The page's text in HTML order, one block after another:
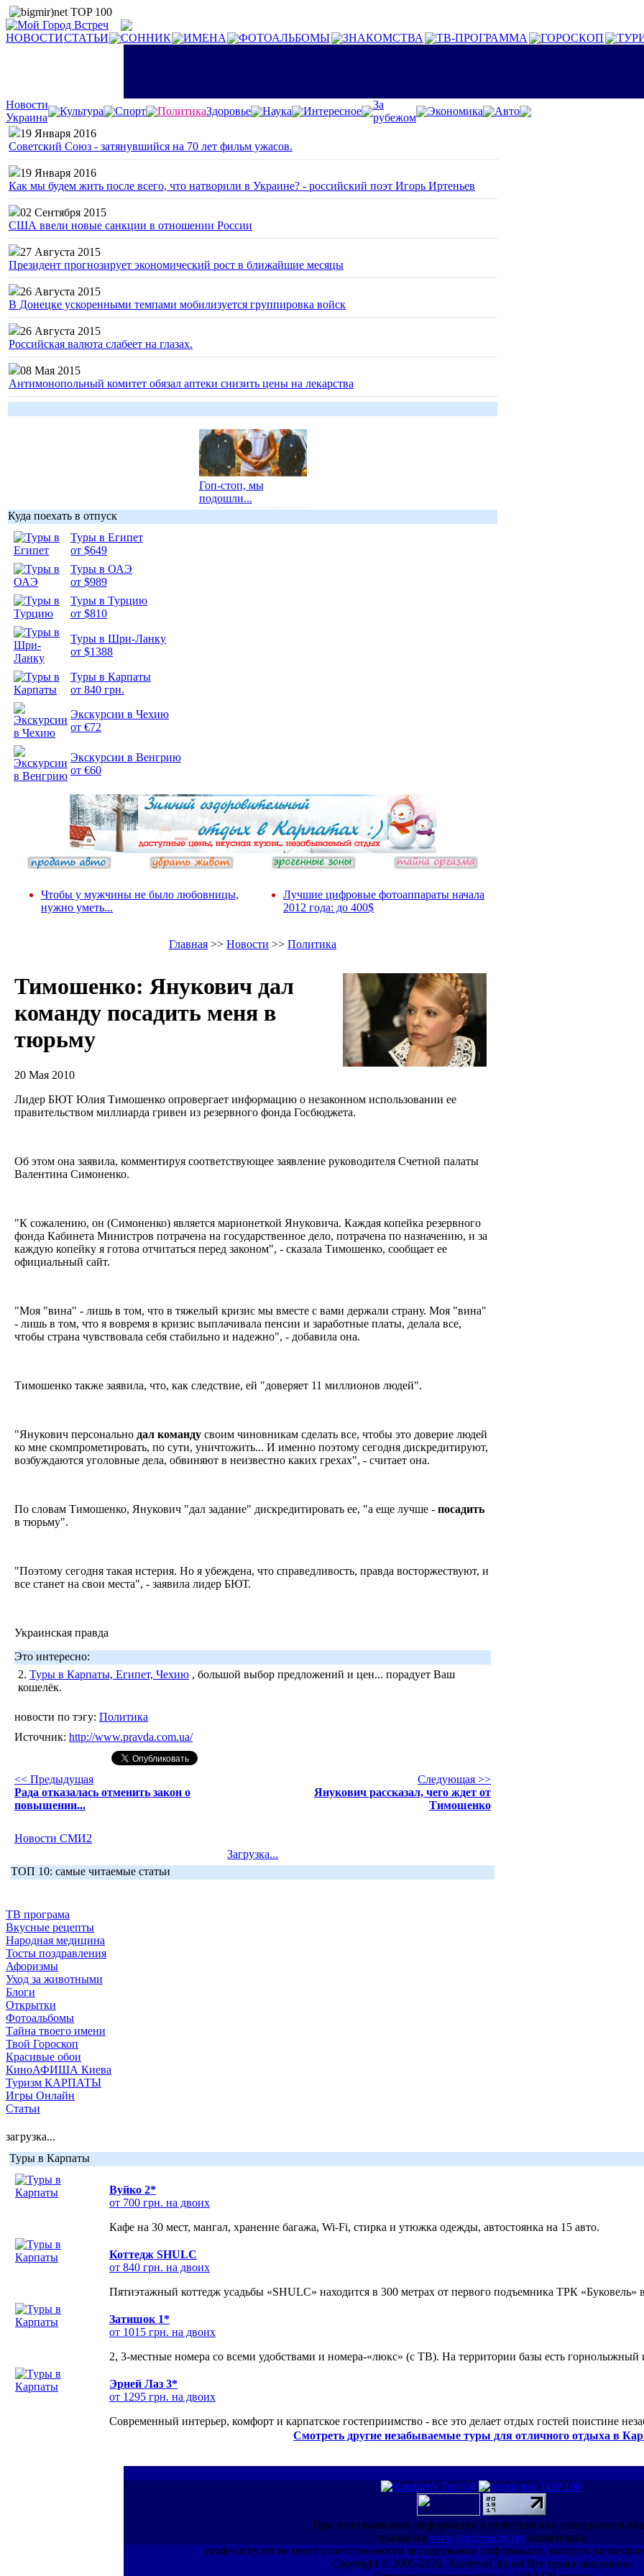
НОВОСТИСТАТЬИ СОННИК ИМЕНА ФОТОАЛЬБОМЫ ЗНАКОМСТВА ТВ-ПРОГРАММА ГОРОСКОП
Новости
Украина
Культура Спорт ПолитикаЗдоровье Наука Интересное
За
рубежом
Экономика
Авто
19 Января 2016
Советский Союз - затянувшийся на 70 лет фильм ужасов.
19 Января 2016
Как мы будем жить после всего, что натворили в Украине? - российский поэт Игорь Иртеньев
02 Сентября 2015
США ввели новые санкции в отношении России
27 Августа 2015
Президент прогнозирует экономический рост в ближайшие месяцы
26 Августа 2015
В Донецке ускоренными темпами мобилизуется группировка войск
26 Августа 2015
Российская валюта слабеет на глазах.
08 Мая 2015
Антимонопольный комитет обязал аптеки снизить цены на лекарства
Гоп-стоп, мы
подошли...
Куда поехать в отпуск
Туры в Египет
от $649
Туры в ОАЭ
от $989
Туры в Турцию
от $810
Туры в Шри-Ланку
от $1388
Туры в Карпаты
от 840 грн.
Экскурсии в Чехию
от €72
Экскурсии в Венгрию
от €60
Чтобы у мужчины не было любовницы,
нужно уметь...
Лучшие цифровые фотоаппараты начала
2012 года: до 400$
Главная >> Новости >> Политика
Тимошенко: Янукович дал
команду посадить меня в
тюрьму
20 Мая 2010
Лидер БЮТ Юлия Тимошенко опровергает информацию о незаконном использовании ее
правительством миллиарда гривен из резервного фонда Госбюджета.
Об этом она заявила, комментируя соответствующее заявление руководителя Счетной палаты
Валентина Симоненко.
"К сожалению, он (Симоненко) является марионеткой Януковича. Каждая копейка резервного
фонда Кабинета Министров потрачена на государственное дело, потрачена по назначению, и за
каждую копейку я готова отчитаться перед законом", - сказала Тимошенко, сообщает ее
официальный сайт.
"Моя "вина" - лишь в том, что в тяжелый кризис мы вместе с вами держали страну. Моя "вина"
- лишь в том, что я вовремя в кризис выплачивала пенсии и заработные платы, делала все,
чтобы страна чувствовала себя стабильно и надежно", - добавила она.
Тимошенко также заявила, что, как следствие, ей "доверяет 11 миллионов людей".
"Янукович персонально дал команду своим чиновникам сделать все, чтобы это доверие людей
ко мне скомпрометировать, по сути, уничтожить... И именно поэтому сегодня дискредитируют,
возбуждаются уголовные дела, обвиняют в неизвестно каких грехах", - считает она.
По словам Тимошенко, Янукович "дал задание" дискредитировать ее, "а еще лучше - посадить
в тюрьму".
"Поэтому сегодня такая истерия. Но я убеждена, что справедливость, правда восторжествуют, и
все станет на свои места", - заявила лидер БЮТ.
Украинская правда
Это интересно:
2. Туры в Карпаты, Египет, Чехию , большой выбор предложений и цен... порадует Ваш
кошелёк.
новости по тэгу: Политика
Источник: http://www.pravda.com.ua/
<< Предыдущая
Рада отказалась отменить закон о
повышении...
Следующая >>
Янукович рассказал, чего ждет от
Тимошенко
Новости СМИ2
Загрузка...
ТОП 10: самые читаемые статьи
ТВ програма
Вкусные рецепты
Народная медицина
Тосты поздравления
Афоризмы
Уход за животными
Блоги
Открытки
Фотоальбомы
Тайна твоего имени
Твой Гороскоп
Красивые обои
КиноАФИША Киева
Туризм КАРПАТЫ
Игры Онлайн
Статьи
загрузка...
Туры в Карпаты
Вуйко 2*
от 700 грн. на двоих
Кафе на 30 мест, мангал, хранение багажа, Wi-Fi, стирка и утюжка одежды, автостоянка на 15 авто.
Коттедж SHULC
от 840 грн. на двоих
Пятиэтажный коттедж усадьбы «SHULC» находится в 300 метрах от первого подъемника ТРК «Буковель»
Затишок 1*
от 1015 грн. на двоих
2, 3-местные номера со всеми удобствами и номера-«люкс» (с ТВ). На территории базы есть горнолыжный
Эрней Лаз 3*
от 1295 грн. на двоих
Современный интерьер, комфорт и карпатское гостеприимство - все это делает отдых гостей поистине
Смотреть другие незабываемые туры для отличного отдыха в
При использовании информации в печатном или электронном
ссылка на www.randevucity.netобязательна
randevucity.net не несет ответственности за содержание информации, которую
Copyright © 2005-2026, RandevuCity.net Все права защищены.